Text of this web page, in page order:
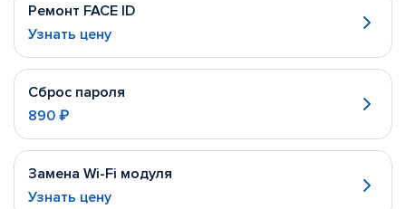
Ремонт FACE ID
Узнать цену
Сброс пароля
890 ₽
Замена Wi-Fi модуля
Узнать цену